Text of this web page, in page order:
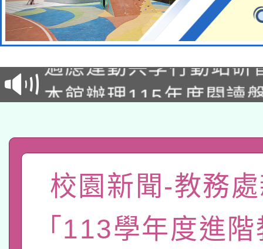
本校115學年度第2次
招)
本館辦理115年度閱讀
礎課程
A3數位素養講師名單
「數位內容與教學軟
有關大陸委員會函釋公
薪期間赴陸應申請許可
轉知經濟部水利署委託
校園新聞-教務
「113學年度進